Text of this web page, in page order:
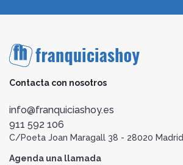
Contacta con nosotros
info@franquiciashoy.es
911 592 106
C/Poeta Joan Maragall 38 - 28020 Madrid
Agenda una llamada